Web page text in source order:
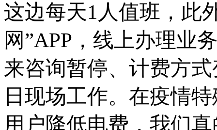
这边每天1人值班，此
网”APP，线上办理业
来咨询暂停、计费方
日现场工作。在疫情
用户降低电费，我们